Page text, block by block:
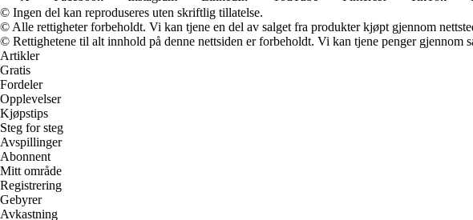
© Ingen del kan reproduseres uten skriftlig tillatelse.
© Alle rettigheter forbeholdt. Vi kan tjene en del av salget fra produkter kjøpt gjennom
© Rettighetene til alt innhold på denne nettsiden er forbeholdt. Vi kan tjene penger
Artikler
Gratis
Fordeler
Opplevelser
Kjøpstips
Steg for steg
Avspillinger
Abonnent
Mitt område
Registrering
Gebyrer
Avkastning